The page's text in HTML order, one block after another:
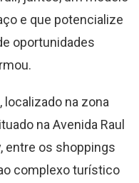
e que potencialize
oportunidades
localizado na zona
na Avenida Raul
entre os shoppings
complexo turístico